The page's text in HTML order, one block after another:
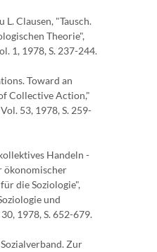
L. Clausen, "Tausch.
Theorie",
1, 1978, S. 237-244.
Toward an
Collective Action,"
53, 1978, S. 259-
Handeln -
ökonomischer
die Soziologie",
und
1978, S. 652-679.
Zur